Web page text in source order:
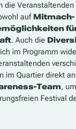
die Veranstaltenden
auf Mitmach-
. Auch die
im Programm
im Quartier direkt
Team,
Festival